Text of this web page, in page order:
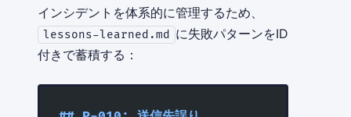
インシデントを体系的に管理するため、
lessons-learned.md
に失敗パターンをID
付きで蓄積する：